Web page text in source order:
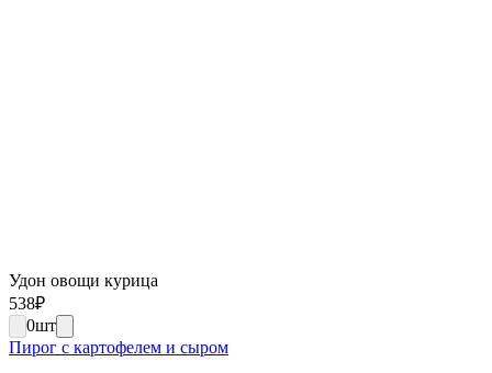
Удон овощи курица
538₽
0шт
Пирог с картофелем и сыром